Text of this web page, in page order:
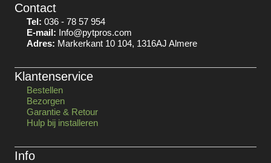
Contact
Tel: 036 - 78 57 954
E-mail: Info@pytpros.com
Adres: Markerkant 10 104, 1316AJ Almere
Klantenservice
Bestellen
Bezorgen
Garantie & Retour
Hulp bij installeren
Info